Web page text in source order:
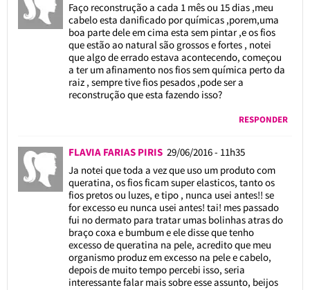
Faço reconstrução a cada 1 mês ou 15 dias ,meu
cabelo esta danificado por químicas ,porem,uma
boa parte dele em cima esta sem pintar ,e os fios
que estão ao natural são grossos e fortes , notei
que algo de errado estava acontecendo, começou
a ter um afinamento nos fios sem química perto da
raiz , sempre tive fios pesados ,pode ser a
reconstrução que esta fazendo isso?
RESPONDER
FLAVIA FARIAS PIRIS 29/06/2016 - 11h35
Ja notei que toda a vez que uso um produto com
queratina, os fios ficam super elasticos, tanto os
fios pretos ou luzes, e tipo , nunca usei antes!! se
for excesso eu nunca usei antes! tai! mes passado
fui no dermato para tratar umas bolinhas atras do
braço coxa e bumbum e ele disse que tenho
excesso de queratina na pele, acredito que meu
organismo produz em excesso na pele e cabelo,
depois de muito tempo percebi isso, seria
interessante falar mais sobre esse assunto, beijos